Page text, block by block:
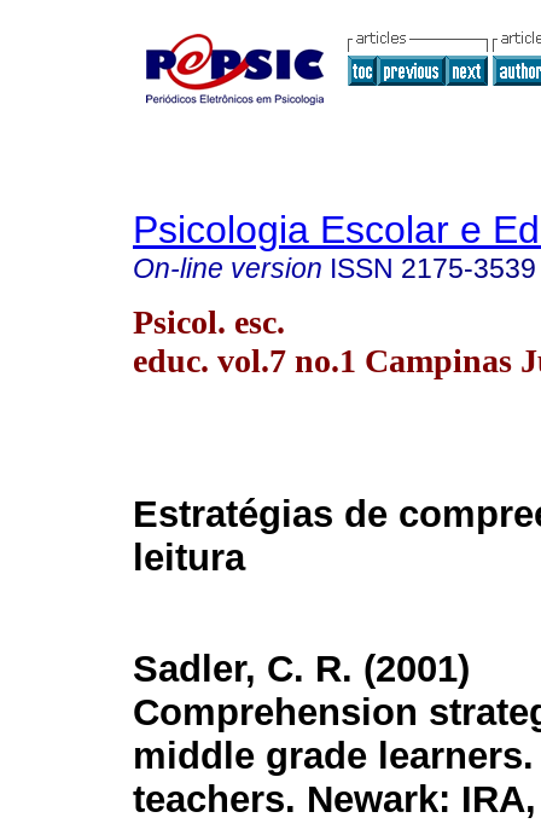
Psicologia Escolar e
On-line version ISSN 2175-3539
Psicol. esc.
educ. vol.7 no.1 Campinas
Estratégias de
leitura
Sadler, C. R. (2001)
Comprehension
middle grade
teachers. Newark: